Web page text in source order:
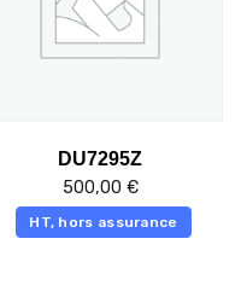
DU7295Z
500,00 €
HT, hors assurance